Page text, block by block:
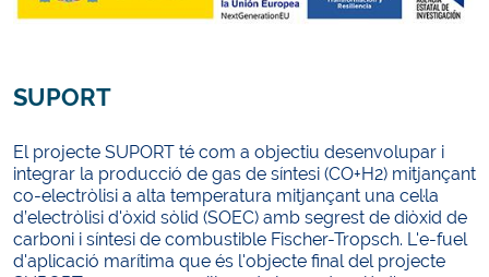
SUPORT
El projecte SUPORT té com a objectiu desenvolupar i
integrar la producció de gas de síntesi (CO+H2) mitjançant
co-electròlisi a alta temperatura mitjançant una cel·la
d’electròlisi d'òxid sòlid (SOEC) amb segrest de diòxid de
carboni i síntesi de combustible Fischer-Tropsch. L'e-fuel
d'aplicació marítima que és l'objecte final del projecte